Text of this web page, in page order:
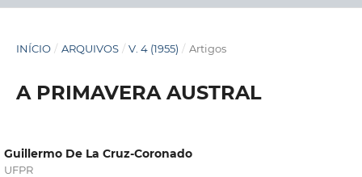
INÍCIO / ARQUIVOS / V. 4 (1955) / Artigos
A PRIMAVERA AUSTRAL
Guillermo De La Cruz-Coronado
UFPR